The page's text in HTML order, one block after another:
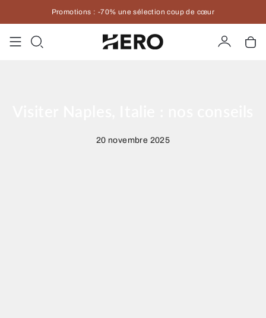
Promotions : -70% une sélection coup de cœur
Compte
20 novembre 2025